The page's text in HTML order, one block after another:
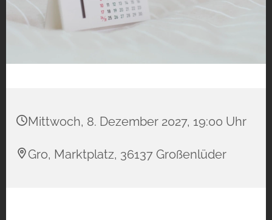
Mittwoch, 8. Dezember 2027, 19:00 Uhr
Gro, Marktplatz, 36137 Großenlüder